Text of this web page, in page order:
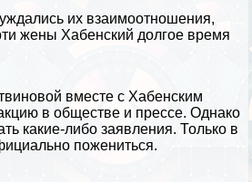
их взаимоотношения,
жены Хабенский долгое время
вместе с Хабенским
в обществе и прессе. Однако
какие-либо заявления. Только в
пожениться.